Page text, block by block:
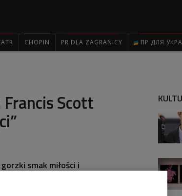
CHOPIN PR DLA ZAGRANICY ПР ДЛЯ
Scott
smak miłości i